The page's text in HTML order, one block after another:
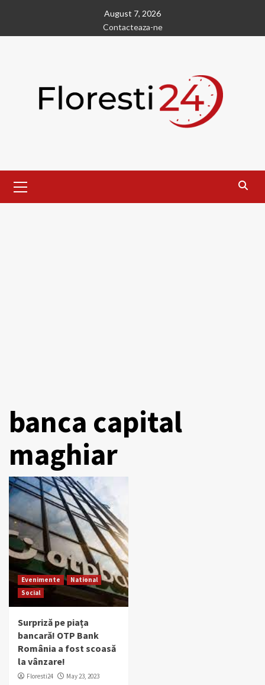
content
August 7, 2026
Contacteaza-ne
Menu
banca capital
maghiar
Evenimente
National
Social
Surpriză pe piața
bancară! OTP Bank
România a fost scoasă
la vânzare!
Floresti24 May 23, 2023